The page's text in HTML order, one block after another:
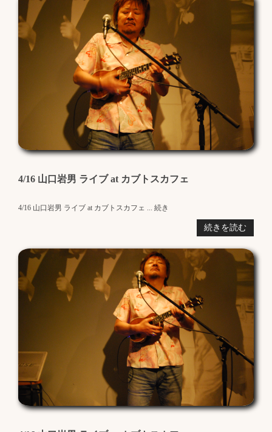
4/16 山口岩男 ライブ at カブトスカフェ
4/16 山口岩男 ライブ at カブトスカフェ ... 続き
続きを読む